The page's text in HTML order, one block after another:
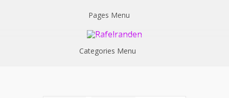
Pages Menu
Categories Menu